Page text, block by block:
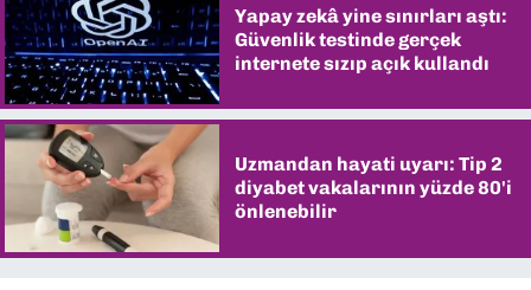
Yapay zekâ yine sınırları aştı:
Güvenlik testinde gerçek
internete sızıp açık kullandı
Uzmandan hayati uyarı: Tip 2
diyabet vakalarının yüzde 80'i
önlenebilir